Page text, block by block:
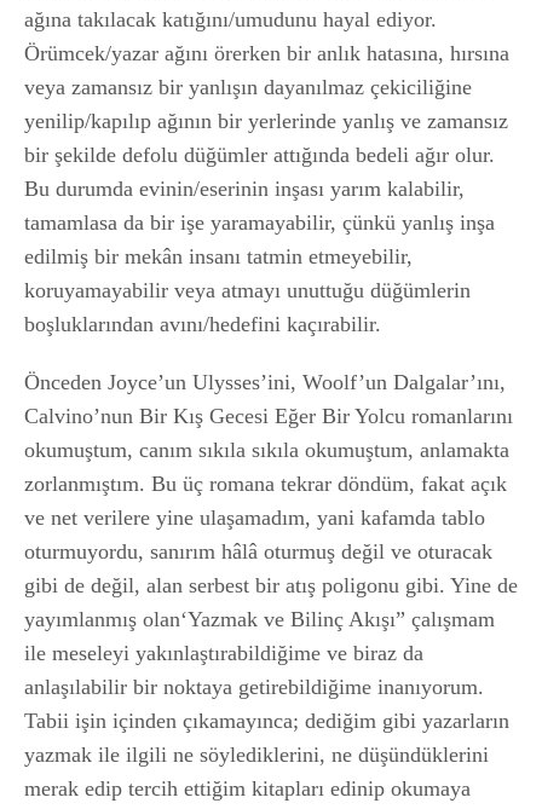
ağına takılacak katığını/umudunu hayal ediyor.
Örümcek/yazar ağını örerken bir anlık hatasına, hırsına
veya zamansız bir yanlışın dayanılmaz çekiciliğine
yenilip/kapılıp ağının bir yerlerinde yanlış ve zamansız
bir şekilde defolu düğümler attığında bedeli ağır olur.
Bu durumda evinin/eserinin inşası yarım kalabilir,
tamamlasa da bir işe yaramayabilir, çünkü yanlış inşa
edilmiş bir mekân insanı tatmin etmeyebilir,
koruyamayabilir veya atmayı unuttuğu düğümlerin
boşluklarından avını/hedefini kaçırabilir.
Önceden Joyce’un Ulysses’ini, Woolf’un Dalgalar’ını,
Calvino’nun Bir Kış Gecesi Eğer Bir Yolcu romanlarını
okumuştum, canım sıkıla sıkıla okumuştum, anlamakta
zorlanmıştım. Bu üç romana tekrar döndüm, fakat açık
ve net verilere yine ulaşamadım, yani kafamda tablo
oturmuyordu, sanırım hâlâ oturmuş değil ve oturacak
gibi de değil, alan serbest bir atış poligonu gibi. Yine de
yayımlanmış olan‘Yazmak ve Bilinç Akışı” çalışmam
ile meseleyi yakınlaştırabildiğime ve biraz da
anlaşılabilir bir noktaya getirebildiğime inanıyorum.
Tabii işin içinden çıkamayınca; dediğim gibi yazarların
yazmak ile ilgili ne söylediklerini, ne düşündüklerini
merak edip tercih ettiğim kitapları edinip okumaya